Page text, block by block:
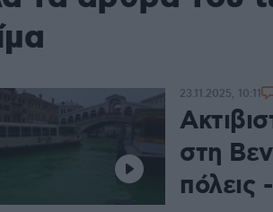
στη
πόλεις
23.11.2025, 10:11